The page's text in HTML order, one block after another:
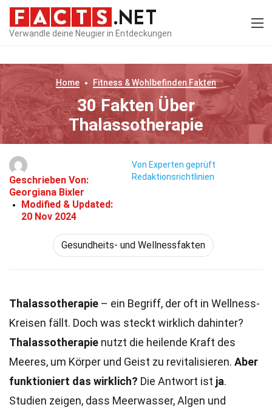
Verwandle deine Neugier in Entdeckungen
Home Fitness & Wohlbefinden Fakten
30 Fakten Über
Thalassotherapie
Geschrieben Von:
Georgiana Bixler
Modified & Updated:
20 Nov 2024
Von Experten geprüft
Redaktionsrichtlinien
Gesundheits- und Wellnessfakten
Thalassotherapie – ein Begriff, der oft in Wellness-
Kreisen fällt. Doch was steckt wirklich dahinter?
Thalassotherapie nutzt die heilende Kraft des
Meeres, um Körper und Geist zu revitalisieren. Aber
funktioniert das wirklich? Die Antwort ist ja.
Studien zeigen, dass Meerwasser, Algen und